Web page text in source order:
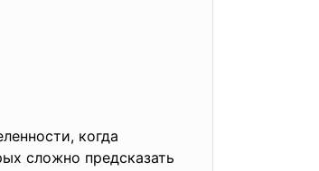
когда
сложно предсказать